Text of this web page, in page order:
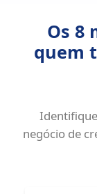
Os 8
quem
negócio de